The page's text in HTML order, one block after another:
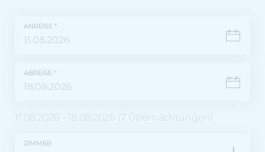
ANREISE *
ABREISE *
11.08.2026 18.08.2026 7 Übernachtungen
ZIMMER